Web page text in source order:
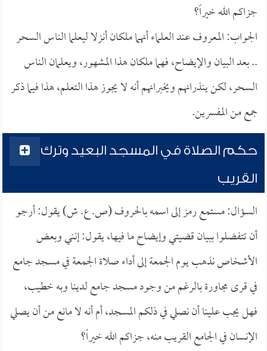
جزاكم الله خيراً؟
الجواب: المعروف عند العلماء أنهما ملكان أنزلا ليعلما الناس السحر
.. بعد البيان والإيضاح، فهما ملكان هذا المشهور، ويعلمان الناس
السحر، لكن ينذرانهم ويخبرانهم أنه لا يجوز هذا التعلم، هذا فيما ذكر
جمع من المفسرين.
حكم الصلاة في المسجد البعيد وترك
القريب
السؤال: مستمع رمز إلى اسمه بالحروف (ص. ع. ش) يقول: أرجو
أن تتفضلوا ببيان قضيتي وإيضاح ما فيها، يقول: إنني وبعض
الأشخاص نذهب يوم الجمعة إلى أداء صلاة الجمعة في مسجد جامع
في قرى مجاورة بالرغم من وجود مسجد جامع لدينا وبه خطيب،
فهل يجب علينا أن نصلي في ذلكم المسجد، أم أنه لا مانع من أن يصلي
الإنسان في الجامع القريب منه، جزاكم الله خيراً؟